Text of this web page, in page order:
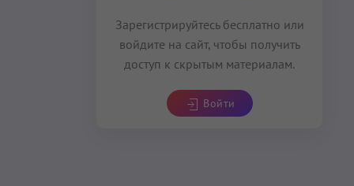
Зарегистрируйтесь бесплатно или
войдите на сайт, чтобы получить
доступ к скрытым материалам.
Войти